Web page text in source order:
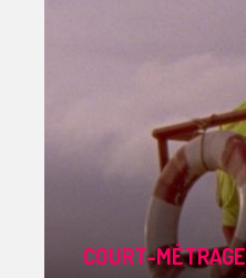
COURT-MÉTRAGE